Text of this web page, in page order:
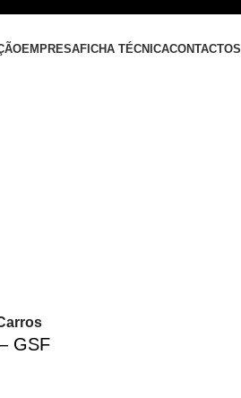
EMPRESAFICHA TÉCNICACONTACTOS
GSF